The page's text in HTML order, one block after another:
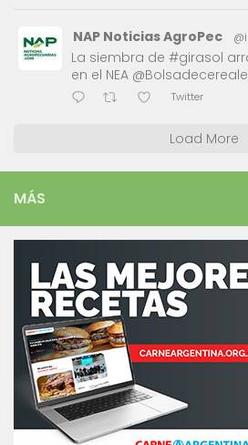
NAP Noticias AgroPec
La siembra de #girasol
en el NEA
Twitter
Load More
MÁS